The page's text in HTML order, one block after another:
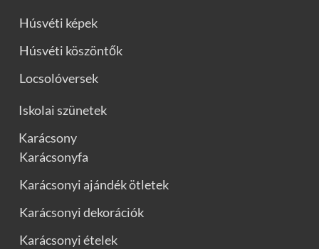
Húsvéti képek
Húsvéti köszöntők
Locsolóversek
Iskolai szünetek
Karácsony
Karácsonyfa
Karácsonyi ajándék ötletek
Karácsonyi dekorációk
Karácsonyi ételek